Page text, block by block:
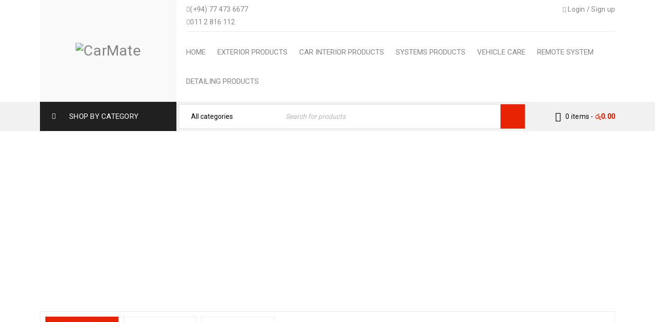
(+94) 77 473 6677
011 2 816 112
Login /Sign up
HOME EXTERIOR PRODUCTS CAR INTERIOR PRODUCTS SYSTEMS PRODUCTS VEHICLE CARE REMOTE SYSTEM
DETAILING PRODUCTS
SHOP BY CATEGORY 0 items - රු0.00